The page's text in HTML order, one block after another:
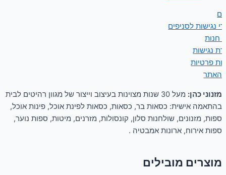
נגישות לסניפים
חנות
נגישות
פרטיות
האתר
מזנוני כהן:
מעל 30 שנות מצוינות בעיצוב וייצור של מגוון רהיטים לבית
בהתאמה אישית: כסאות בר, כסאות, כסאות לפינת אוכל, פינות אוכל,
ספות, מזנונים, שולחנות סלון, קונסולות, מזרנים, מיטות, ספות נוער,
ספות אירוח, ארונות אמבטיה .
מוצרים מובילים